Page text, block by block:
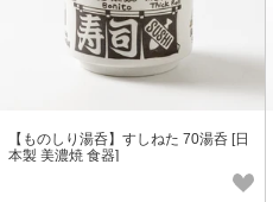
【ものしり湯呑】すしねた 70湯呑 [日
本製 美濃焼 食器]